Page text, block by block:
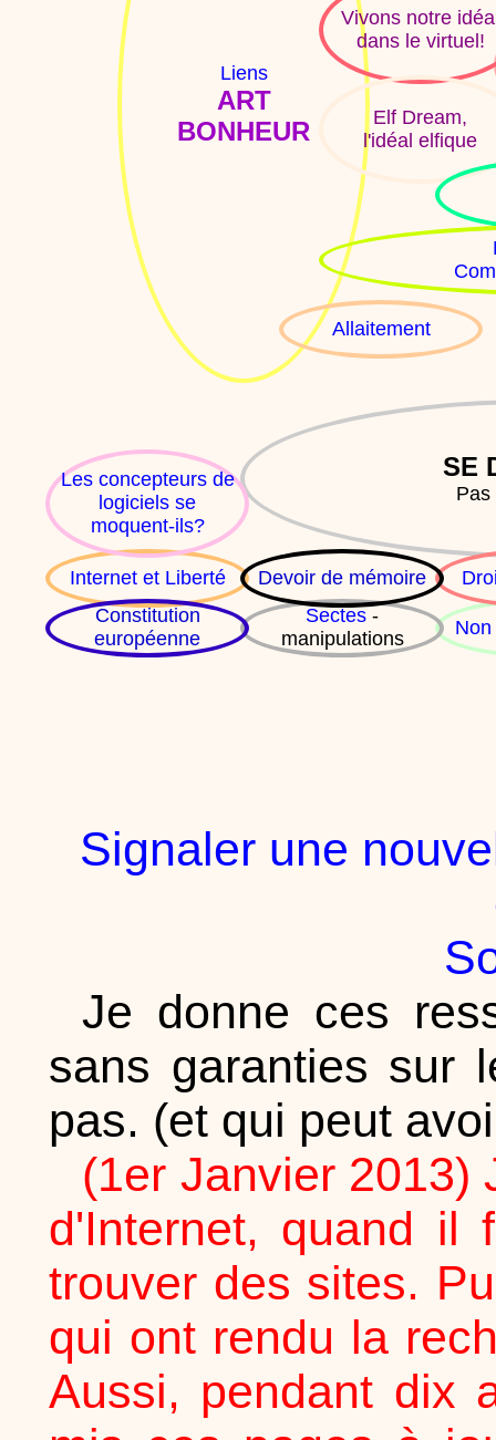
Liens
ART
BONHEUR
Vivons notre
dans le virtuel!
Elf Dream,
l'idéal elfique
Allaitement
SE
Pas
Internet et Liberté
Les concepteurs de
logiciels se
moquent-ils?
Sectes-
manipulations
Constitution
européenne
Devoir de mémoire
Signaler une
Je donne ces
sans garanties sur
pas. (et qui peut
(1er Janvier 2013)
d'Internet, quand il
trouver des sites.
qui ont rendu la
Aussi, pendant dix